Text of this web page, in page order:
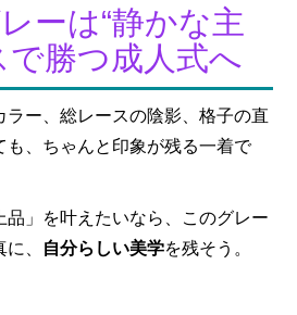
ーは“静かな主
で勝つ成人式へ
ラー、総レースの陰影、格子の直
も、ちゃんと印象が残る一着で
品」を叶えたいなら、このグレー
、 自分らしい美学を残そう。